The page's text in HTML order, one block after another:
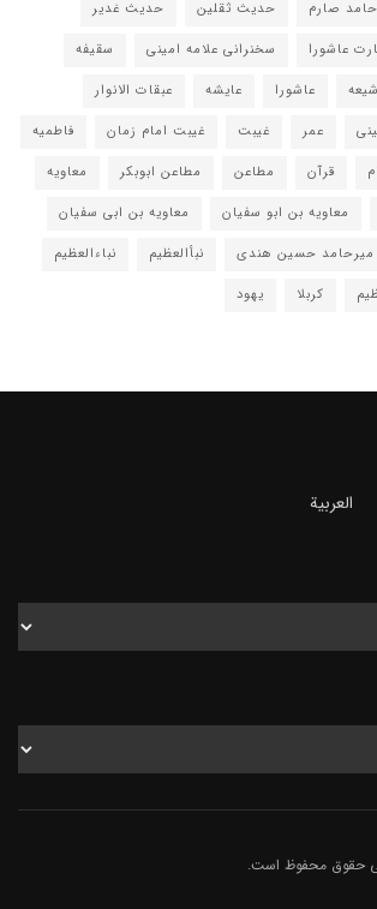
حامد صارم حدیث ثقلین
حدیث غدیر
عاشورا سخنرانی علامه امینی
سقیفه
شیعه عاشورا عایشه
عبقات الانوار
عمر غیبت غیبت امام زمان
فاطمیه
قرآن مطاعن مطاعن ابوبکر
معاویه
معاویه بن ابو سفیان
معاویه بن ابی سفیان
میرحامد حسین هندی نبأالعظیم
نباءالعظیم
کربلا یهود
العربية
حقوق محفوظ است.